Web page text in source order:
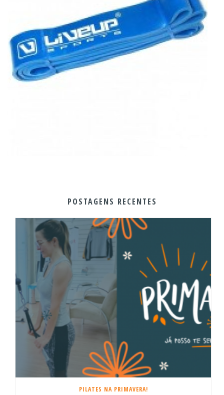
POSTAGENS RECENTES
PILATES NA PRIMAVERA!